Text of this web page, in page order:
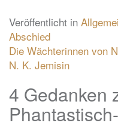
Veröffentlicht in
Abschied
Die Wächterinnen von
N. K. Jemisin
4 Gedanken